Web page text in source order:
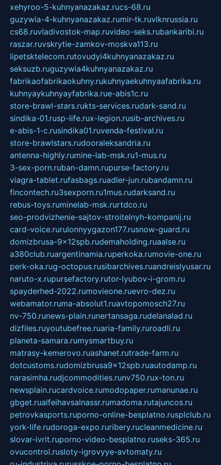
xehyroo-5-kuhnyanazakaz.rucs-68.ru
guzywia-4-kuhnyanazakaz.rumir-tk.ruvlknrussia.ru
cs68.ruvladivostok-map.ruvideo-seks.rubankaribi.ru
raszar.ruvskrytie-zamkov-moskva113.ru
lipetsktelecom.rutovudyi4kuhnyanazakaz.ru
seksuzb.ruguzywia4kuhnyanazakaz.ru
fabrikaofabrikaokuhny.rukuhnyaekuhnyaafabrika.ru
kuhnyaykuhnyayfabrika.rue-abis1c.ru
store-brawl-stars.rukts-services.rudark-sand.ru
sindika-01.rusp-life.rux-legion.rusib-archives.ru
e-abis-1-c.rusindika01.ruvenda-festival.ru
store-brawlstars.rudooraleksandria.ru
antenna-highly.rumine-lab-msk.ru1-mus.ru
3-sex-porn.ruban-damn.rupurse-factory.ru
viagra-tablet.rufasbags.ruadler-jun.rubandamn.ru
fincontech.ru3sexporn.ru1mus.rudarksand.ru
rebus-toys.ruminelab-msk.rurtdco.ru
seo-prodvizhenie-sajtov-stroitelnyh-kompanij.ru
card-voice.rurulonnyygazon177.rusnow-guard.ru
domizbrusa-9x12spb.rudemaholding.ruaalse.ru
a380club.ruargentinamia.ruperkoka.rumovie-one.ru
perk-oka.rug-octopus.rusibarchives.ruandreislyusar.ru
naruto-x.rupursefactory.rutor-lyubov-i-grom.ru
spayderhed-2022.rumovieone.ruevro-dez.ru
webamator.ruma-absolut1.ruavtopomosch27.ru
nv-750.runews-plain.runertansaga.rudelanalad.ru
dizfiles.ruyoutubefree.ruaria-family.ruroadli.ru
planeta-samara.rumysmartbuy.ru
matrasy-kemerovo.ruashanet.rutrade-farm.ru
dotcustoms.rudomizbrusa9x12spb.ruautodamp.ru
narasimha.rudjcommodities.runv750.rux-ton.ru
newsplain.rucardvoice.rumodopaper.rumanunae.ru
gbget.rualfeihavsalnassr.rumadoma.rutajuncos.ru
petrovkasports.ruporno-online-besplatno.rusplclub.ru
york-life.rudoroga-expo.ruribery.rucleanmedicine.ru
slovar-ivrit.ruporno-video-besplatno.ruseks-365.ru
ovucontrol.rusloty-igrovyye-avtomaty.ru